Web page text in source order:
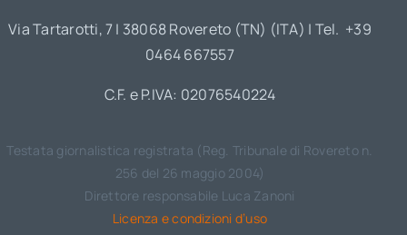
Via Tartarotti, 7 | 38068 Rovereto (TN) (ITA) | Tel. +39
0464 667557
C.F. e P.IVA: 02076540224
Testata giornalistica registrata (Reg. Tribunale di Rovereto n.
256 del 26 maggio 2004)
Direttore responsabile Luca Zanoni
Licenza e condizioni d’uso